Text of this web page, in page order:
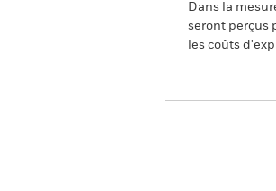
Dans la
seront perçus
les coûts